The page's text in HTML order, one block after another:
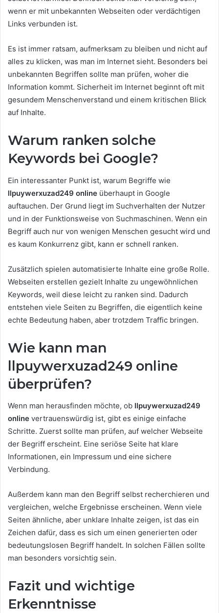
wenn er mit unbekannten Webseiten oder verdächtigen
Links verbunden ist.
Es ist immer ratsam, aufmerksam zu bleiben und nicht auf
alles zu klicken, was man im Internet sieht. Besonders bei
unbekannten Begriffen sollte man prüfen, woher die
Information kommt. Sicherheit im Internet beginnt oft mit
gesundem Menschenverstand und einem kritischen Blick
auf Inhalte.
Warum ranken solche
Keywords bei Google?
Ein interessanter Punkt ist, warum Begriffe wie
llpuywerxuzad249 online überhaupt in Google
auftauchen. Der Grund liegt im Suchverhalten der Nutzer
und in der Funktionsweise von Suchmaschinen. Wenn ein
Begriff auch nur von wenigen Menschen gesucht wird und
es kaum Konkurrenz gibt, kann er schnell ranken.
Zusätzlich spielen automatisierte Inhalte eine große Rolle.
Webseiten erstellen gezielt Inhalte zu ungewöhnlichen
Keywords, weil diese leicht zu ranken sind. Dadurch
entstehen viele Seiten zu Begriffen, die eigentlich keine
echte Bedeutung haben, aber trotzdem Traffic bringen.
Wie kann man
llpuywerxuzad249 online
überprüfen?
Wenn man herausfinden möchte, ob llpuywerxuzad249
online vertrauenswürdig ist, gibt es einige einfache
Schritte. Zuerst sollte man prüfen, auf welcher Webseite
der Begriff erscheint. Eine seriöse Seite hat klare
Informationen, ein Impressum und eine sichere
Verbindung.
Außerdem kann man den Begriff selbst recherchieren und
vergleichen, welche Ergebnisse erscheinen. Wenn viele
Seiten ähnliche, aber unklare Inhalte zeigen, ist das ein
Zeichen dafür, dass es sich um einen generierten oder
bedeutungslosen Begriff handelt. In solchen Fällen sollte
man besonders vorsichtig sein.
Fazit und wichtige
Erkenntnisse